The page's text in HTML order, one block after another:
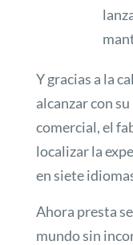
Y gracias a la
alcanzar con
comercial, el
localizar la
en siete
Ahora presta
mundo sin